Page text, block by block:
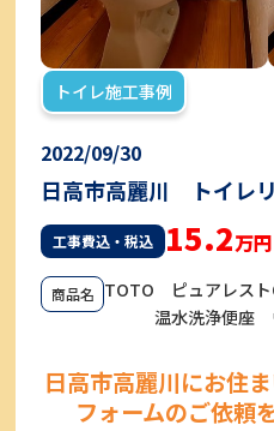
トイレ施工事例
2022/09/30
日高市高麗川 トイレ
工事費込・税込 15.2万円
商品名 TOTO ピュアレスト
温水洗浄便座 ウ
日高市高麗川にお住
フォームのご依頼